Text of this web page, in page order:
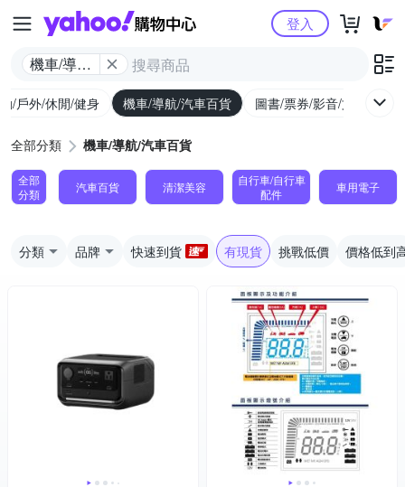
Yahoo購物中心
機車/導航/
登入
/戶外/休閒/健身 機車/導航/汽車百貨 圖書/票券/影音/文具
全部分類 機車/導航/汽車百貨
全部
分類
汽車百貨 清潔美容
自行車/自行車
配件
車用電子
分類 品牌 快速到貨 有現貨 挑戰低價 價格低到